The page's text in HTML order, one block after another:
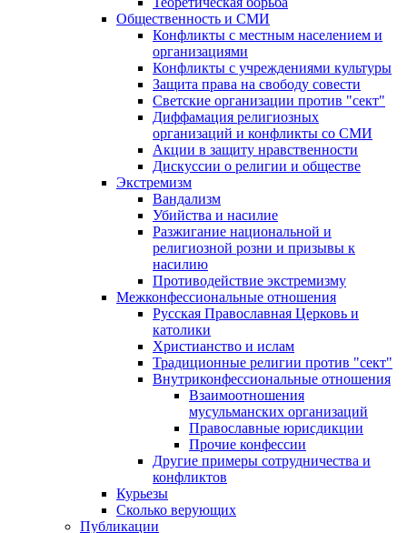
Общественность и СМИ
Конфликты с местным населением и
организациями
Конфликты с учреждениями культуры
Защита права на свободу совести
Светские организации против "сект"
Диффамация религиозных
организаций и конфликты со СМИ
Акции в защиту нравственности
Дискуссии о религии и обществе
Экстремизм
Вандализм
Убийства и насилие
Разжигание национальной и
религиозной розни и призывы к
насилию
Противодействие экстремизму
Межконфессиональные отношения
Русская Православная Церковь и
католики
Христианство и ислам
Традиционные религии против "сект"
Внутриконфессиональные отношения
Взаимоотношения
мусульманских организаций
Православные юрисдикции
Прочие конфессии
Другие примеры сотрудничества и
конфликтов
Курьезы
Сколько верующих
Публикации